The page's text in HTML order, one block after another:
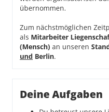
übernommen.
Zum nächstmöglichen
als Mitarbeiter
(Mensch) an unseren
und Berlin.
Deine Aufgaben